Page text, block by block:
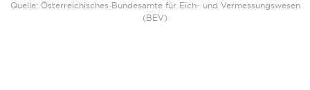
Quelle: Österreichisches Bundesamte für Eich- und Vermessungswesen
(BEV)